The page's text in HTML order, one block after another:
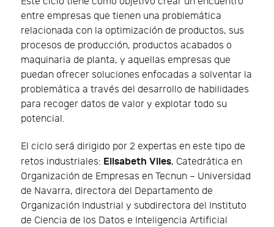
entre empresas que tienen una problemática
relacionada con la optimización de productos, sus
procesos de producción, productos acabados o
maquinaria de planta, y aquellas empresas que
puedan ofrecer soluciones enfocadas a solventar la
problemática a través del desarrollo de habilidades
para recoger datos de valor y explotar todo su
potencial.
El ciclo será dirigido por 2 expertas en este tipo de
retos industriales: Elisabeth Viles, Catedrática en
Organización de Empresas en Tecnun – Universidad
de Navarra, directora del Departamento de
Organización Industrial y subdirectora del Instituto
de Ciencia de los Datos e Inteligencia Artificial